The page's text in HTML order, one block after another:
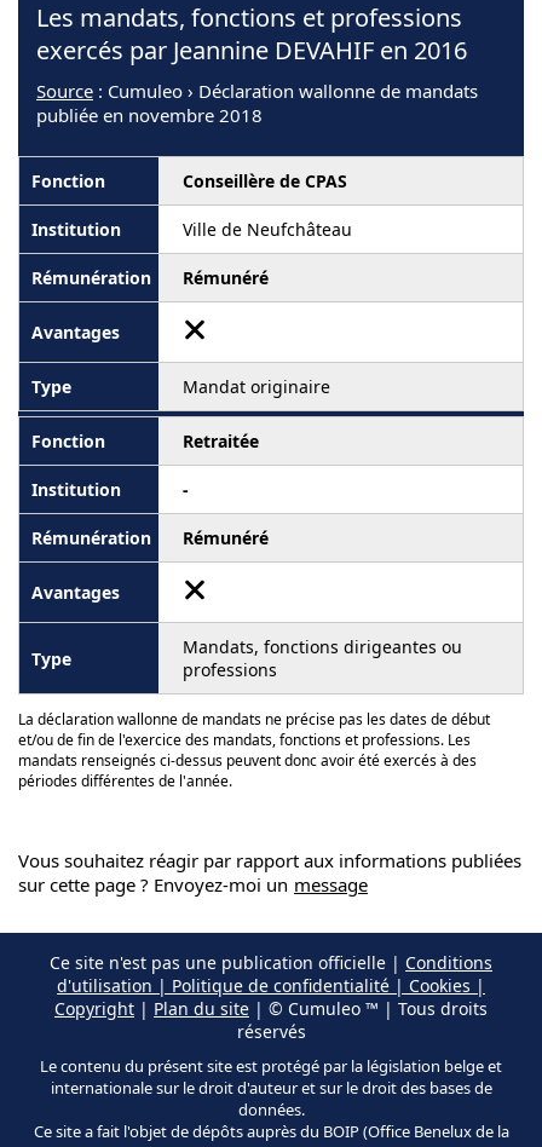
Les mandats, fonctions et professions
exercés par Jeannine DEVAHIF en 2016
Source : Cumuleo › Déclaration wallonne de mandats
publiée en novembre 2018
Conseillère de CPAS
Ville de Neufchâteau
Rémunéré
Mandat originaire
Retraitée
-
Rémunéré
Mandats, fonctions dirigeantes ou
professions
La déclaration wallonne de mandats ne précise pas les dates de début
et/ou de fin de l'exercice des mandats, fonctions et professions. Les
mandats renseignés ci-dessus peuvent donc avoir été exercés à des
périodes différentes de l'année.
Vous souhaitez réagir par rapport aux informations publiées
sur cette page ? Envoyez-moi un message
Ce site n'est pas une publication officielle | Conditions
d'utilisation | Politique de confidentialité | Cookies |
Copyright | Plan du site | © Cumuleo ™ | Tous droits
réservés
Le contenu du présent site est protégé par la législation belge et
internationale sur le droit d'auteur et sur le droit des bases de
données.
Ce site a fait l'objet de dépôts auprès du BOIP (Office Benelux de la